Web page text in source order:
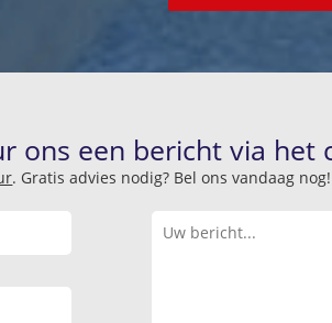
ons een bericht via het
. Gratis advies nodig? Bel ons vandaag nog!